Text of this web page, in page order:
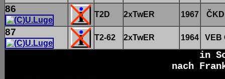
86
T2D 2xTwER 1967
87
T2-62 2xTwER 1964 VEB
in
nach